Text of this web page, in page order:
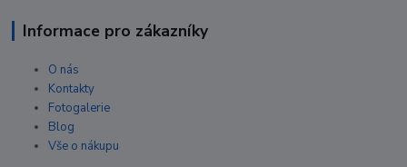
Informace pro zákazníky
O nás
Kontakty
Fotogalerie
Blog
Vše o nákupu